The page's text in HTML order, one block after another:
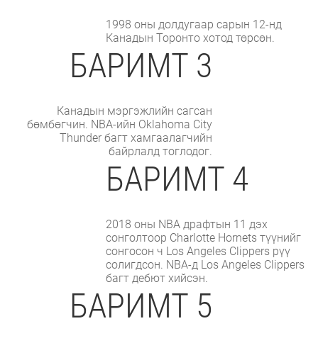
1998 оны долдугаар сарын 12-нд
Канадын Торонто хотод төрсөн.
БАРИМТ 3
Канадын мэргэжлийн сагсан
бөмбөгчин. NBA-ийн Oklahoma City
Thunder багт хамгаалагчийн
байрлалд тоглодог.
БАРИМТ 4
2018 оны NBA драфтын 11 дэх
сонголтоор Charlotte Hornets түүнийг
сонгосон ч Los Angeles Clippers рүү
солигдсон. NBA-д Los Angeles Clippers
багт дебют хийсэн.
БАРИМТ 5